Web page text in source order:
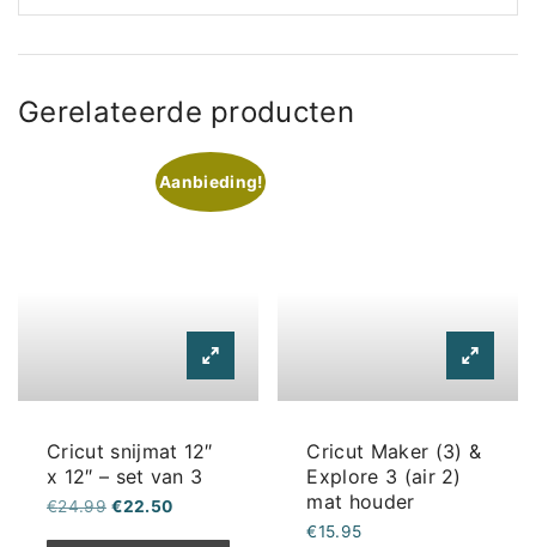
Gerelateerde producten
Aanbieding!
Cricut snijmat 12″
x 12″ – set van 3
€24.99 Oorspronkelijke
was:
€22.50Huidige
is:
Cricut Maker (3) &
Explore 3 (air 2)
mat houder
€15.95